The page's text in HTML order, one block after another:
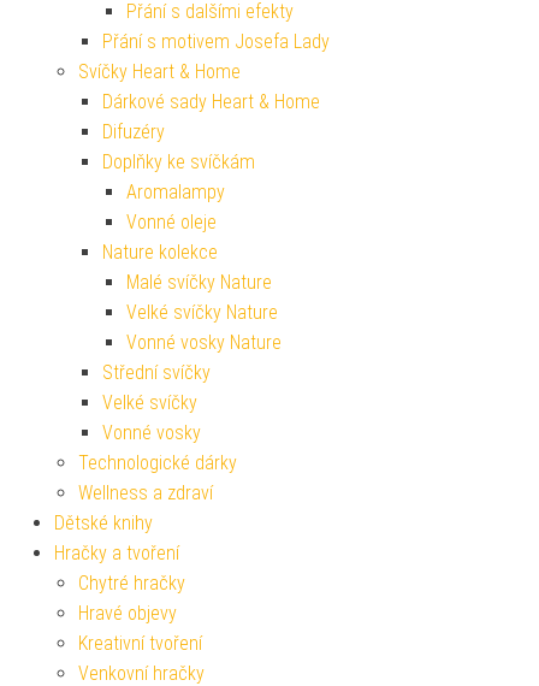
Přání s dalšími efekty
Přání s motivem Josefa Lady
Svíčky Heart & Home
Dárkové sady Heart & Home
Difuzéry
Doplňky ke svíčkám
Aromalampy
Vonné oleje
Nature kolekce
Malé svíčky Nature
Velké svíčky Nature
Vonné vosky Nature
Střední svíčky
Velké svíčky
Vonné vosky
Technologické dárky
Wellness a zdraví
Dětské knihy
Hračky a tvoření
Chytré hračky
Hravé objevy
Kreativní tvoření
Venkovní hračky